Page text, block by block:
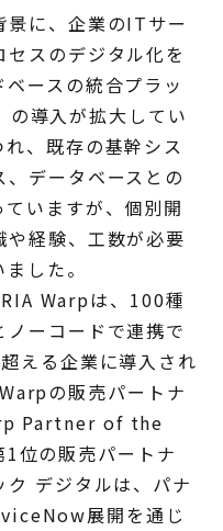
景に、企業のITサー
スのデジタル化を
ースの統合プラッ
導入が拡大してい
、既存の基幹シス
データベースとの
いますが、個別開
経験、工数が必要
した。
Warpは、100種
ーコードで連携で
える企業に導入され
の販売パートナ
Partner of the
位の販売パートナ
デジタルは、パナ
展開を通じ